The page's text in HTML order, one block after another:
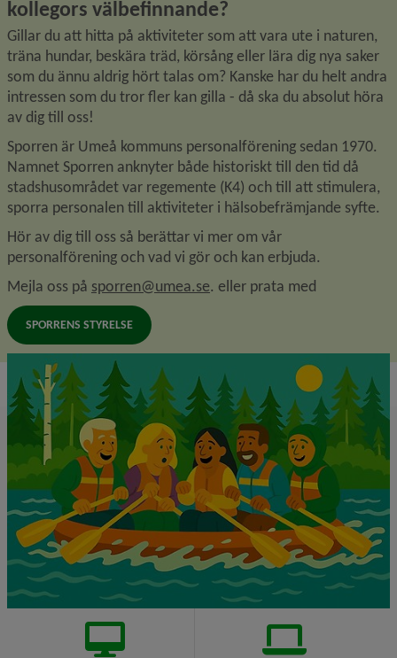
kollegors välbefinnande?
Gillar du att hitta på aktiviteter som att vara ute i naturen,
träna hundar, beskära träd, körsång eller lära dig nya saker
som du ännu aldrig hört talas om? Kanske har du helt andra
intressen som du tror fler kan gilla - då ska du absolut höra
av dig till oss!
Sporren är Umeå kommuns personalförening sedan 1970.
Namnet Sporren anknyter både historiskt till den tid då
stadshusområdet var regemente (K4) och till att stimulera,
sporra personalen till aktiviteter i hälsobefrämjande syfte.
Hör av dig till oss så berättar vi mer om vår
personalförening och vad vi gör och kan erbjuda.
Mejla oss på sporren@umea.se. eller prata med
SPORRENS STYRELSE